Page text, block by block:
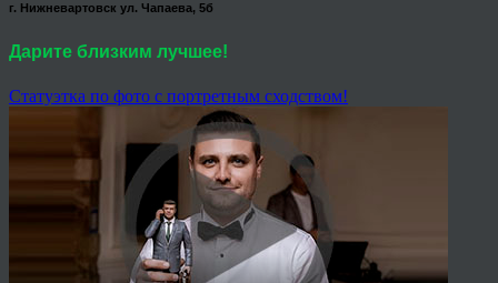
г. Нижневартовск ул. Чапаева, 5б
Дарите близким лучшее!
Статуэтка по фото с портретным сходством!